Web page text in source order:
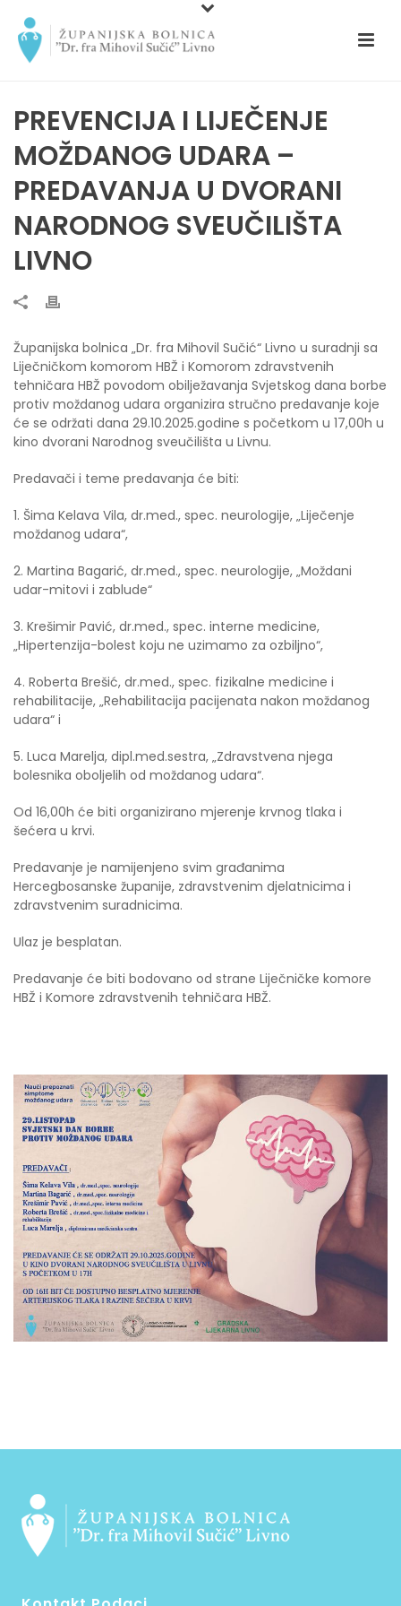
PREVENCIJA I LIJEČENJE
MOŽDANOG UDARA –
PREDAVANJA U DVORANI
NARODNOG SVEUČILIŠTA
LIVNO
Županijska bolnica „Dr. fra Mihovil Sučić“ Livno u suradnji sa
Liječničkom komorom HBŽ i Komorom zdravstvenih
tehničara HBŽ povodom obilježavanja Svjetskog dana borbe
protiv moždanog udara organizira stručno predavanje koje
će se održati dana 29.10.2025.godine s početkom u 17,00h u
kino dvorani Narodnog sveučilišta u Livnu.
Predavači i teme predavanja će biti:
1. Šima Kelava Vila, dr.med., spec. neurologije, „Liječenje
moždanog udara“,
2. Martina Bagarić, dr.med., spec. neurologije, „Moždani
udar-mitovi i zablude“
3. Krešimir Pavić, dr.med., spec. interne medicine,
„Hipertenzija-bolest koju ne uzimamo za ozbiljno“,
4. Roberta Brešić, dr.med., spec. fizikalne medicine i
rehabilitacije, „Rehabilitacija pacijenata nakon moždanog
udara“ i
5. Luca Marelja, dipl.med.sestra, „Zdravstvena njega
bolesnika oboljelih od moždanog udara“.
Od 16,00h će biti organizirano mjerenje krvnog tlaka i
šećera u krvi.
Predavanje je namijenjeno svim građanima
Hercegbosanske županije, zdravstvenim djelatnicima i
zdravstvenim suradnicima.
Ulaz je besplatan.
Predavanje će biti bodovano od strane Liječničke komore
HBŽ i Komore zdravstvenih tehničara HBŽ.